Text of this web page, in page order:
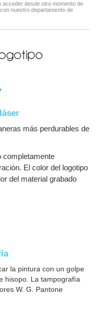
desde otro momento de
nuestro departamento de
más perdurables de
completamente
El color del logotipo
del material grabado
la pintura con un golpe
hisopo. La tampografía
W. G. Pantone